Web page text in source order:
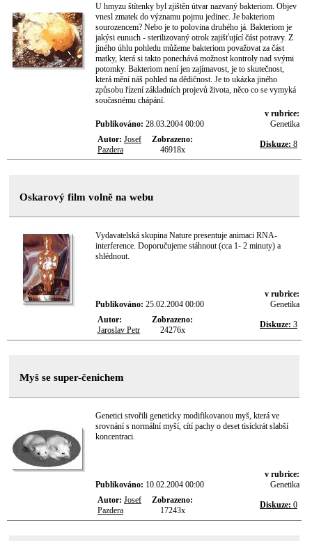
U hmyzu štítenky byl zjištěn útvar nazvaný bakteriom. Objev
vnesl zmatek do významu pojmu jedinec. Je bakteriom
sourozencem? Nebo je to polovina druhého já. Bakteriom je
jakýsi eunuch - sterilizovaný otrok zajišťující část potravy. Z
jiného úhlu pohledu můžeme bakteriom považovat za část
matky, která si takto ponechává možnost kontroly nad svými
potomky. Bakteriom není jen zajímavost, je to skutečnost,
která mění náš pohled na dědičnost. Je to ukázka jiného
způsobu řízení základních projevů života, něco co se vymyká
současnému chápání.
Publikováno: 28.03.2004 00:00
v rubrice:
Genetika
Autor: Josef
Pazdera
Zobrazeno:
46918x
Diskuze: 8
Oskarový film volně na webu
Vydavatelská skupina Nature presentuje animaci RNA-
interference. Doporučujeme stáhnout (cca 1- 2 minuty) a
shlédnout.
Publikováno: 25.02.2004 00:00
v rubrice:
Genetika
Autor:
Jaroslav Petr
Zobrazeno:
24276x
Diskuze: 3
Myš se super-čenichem
Genetici stvořili geneticky modifikovanou myš, která ve
srovnání s normální myší, cítí pachy o deset tisíckrát slabší
koncentraci.
Publikováno: 10.02.2004 00:00
v rubrice:
Genetika
Autor: Josef
Pazdera
Zobrazeno:
17243x
Diskuze: 0